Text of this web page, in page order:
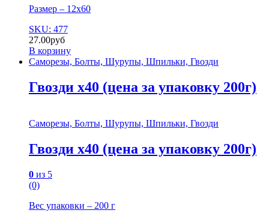
Размер – 12х60
SKU: 477
27.00руб
В корзину
Саморезы, Болты, Шурупы, Шпильки, Гвозди
Гвозди х40 (цена за упаковку 200г)
Саморезы, Болты, Шурупы, Шпильки, Гвозди
Гвозди х40 (цена за упаковку 200г)
0 из 5
(0)
Вес упаковки – 200 г